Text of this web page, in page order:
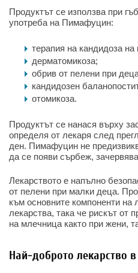
Продуктът се използва при
употреба на Пимафуцин:
терапия на кандидоза
дерматомикоза;
обрив от пелени при
кандидозен
отомикоза.
Продуктът се нанася върху
определя от лекаря след
ден. Пимафуцин не
да се появи сърбеж,
Лекарството е напълно
от пелени при малки деца.
към основните компоненти
лекарства, така че рискът от
на млечница както при жени,
Най-доброто лекарство